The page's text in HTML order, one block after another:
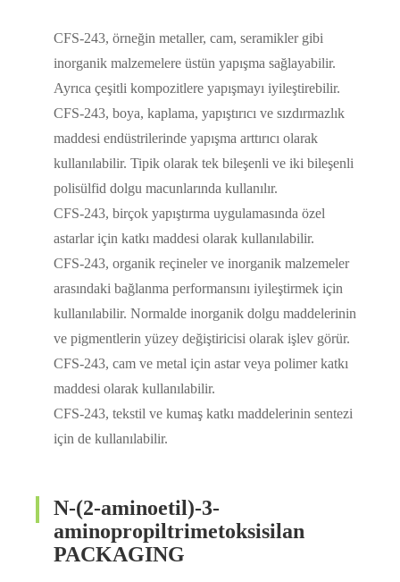
CFS-243, örneğin metaller, cam, seramikler gibi
inorganik malzemelere üstün yapışma sağlayabilir.
Ayrıca çeşitli kompozitlere yapışmayı iyileştirebilir.
CFS-243, boya, kaplama, yapıştırıcı ve sızdırmazlık
maddesi endüstrilerinde yapışma arttırıcı olarak
kullanılabilir. Tipik olarak tek bileşenli ve iki bileşenli
polisülfid dolgu macunlarında kullanılır.
CFS-243, birçok yapıştırma uygulamasında özel
astarlar için katkı maddesi olarak kullanılabilir.
CFS-243, organik reçineler ve inorganik malzemeler
arasındaki bağlanma performansını iyileştirmek için
kullanılabilir. Normalde inorganik dolgu maddelerinin
ve pigmentlerin yüzey değiştiricisi olarak işlev görür.
CFS-243, cam ve metal için astar veya polimer katkı
maddesi olarak kullanılabilir.
CFS-243, tekstil ve kumaş katkı maddelerinin sentezi
için de kullanılabilir.
N-(2-aminoetil)-3-
aminopropiltrimetoksisilan
PACKAGING